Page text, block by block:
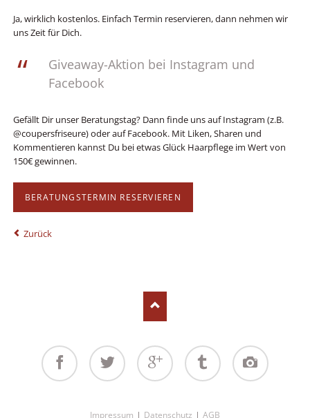
Ja, wirklich kostenlos. Einfach Termin reservieren, dann nehmen wir
uns Zeit für Dich.
Giveaway-Aktion bei Instagram und
Facebook
Gefällt Dir unser Beratungstag? Dann finde uns auf Instagram (z.B.
@coupersfriseure) oder auf Facebook. Mit Liken, Sharen und
Kommentieren kannst Du bei etwas Glück Haarpflege im Wert von
150€ gewinnen.
BERATUNGSTERMIN RESERVIEREN
Zurück
Navigation
Impressum Datenschutz AGB